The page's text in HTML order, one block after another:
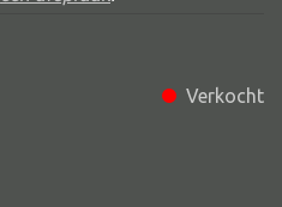
Verkocht